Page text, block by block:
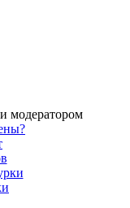
модератором